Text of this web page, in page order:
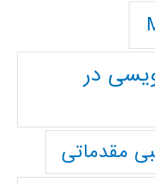
در
مقدماتی